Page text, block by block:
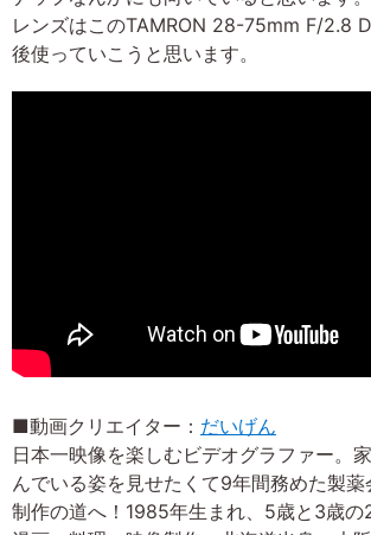
レンズはこのTAMRON 28-75mm F/2.8
後使っていこうと思います。
■動画クリエイター： だいげん
日本一映像を楽しむビデオグラファー。
んでいる姿を見せたくて9年間務めた製
制作の道へ！1985年生まれ、5歳と3歳の